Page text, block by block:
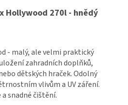
Hollywood 270l - hnědý
- malý, ale velmi praktický
zahradních doplňků,
dětských hraček. Odolný
vlivům a UV záření.
snadné čištění.